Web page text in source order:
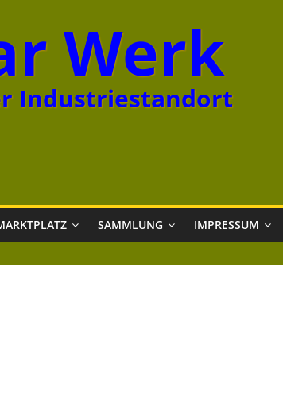
Werk
Industriestandort
SAMMLUNG IMPRESSUM